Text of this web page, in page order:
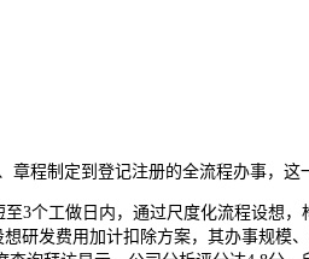
章程制定到登记注册的全流程办事，
个工做日内，通过尺度化流程设想，
研发费用加计扣除方案，其办事规模